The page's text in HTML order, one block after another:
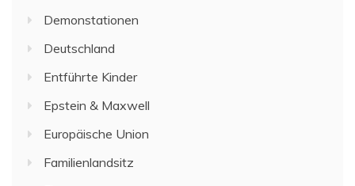
Demonstationen
Deutschland
Entführte Kinder
Epstein & Maxwell
Europäische Union
Familienlandsitz